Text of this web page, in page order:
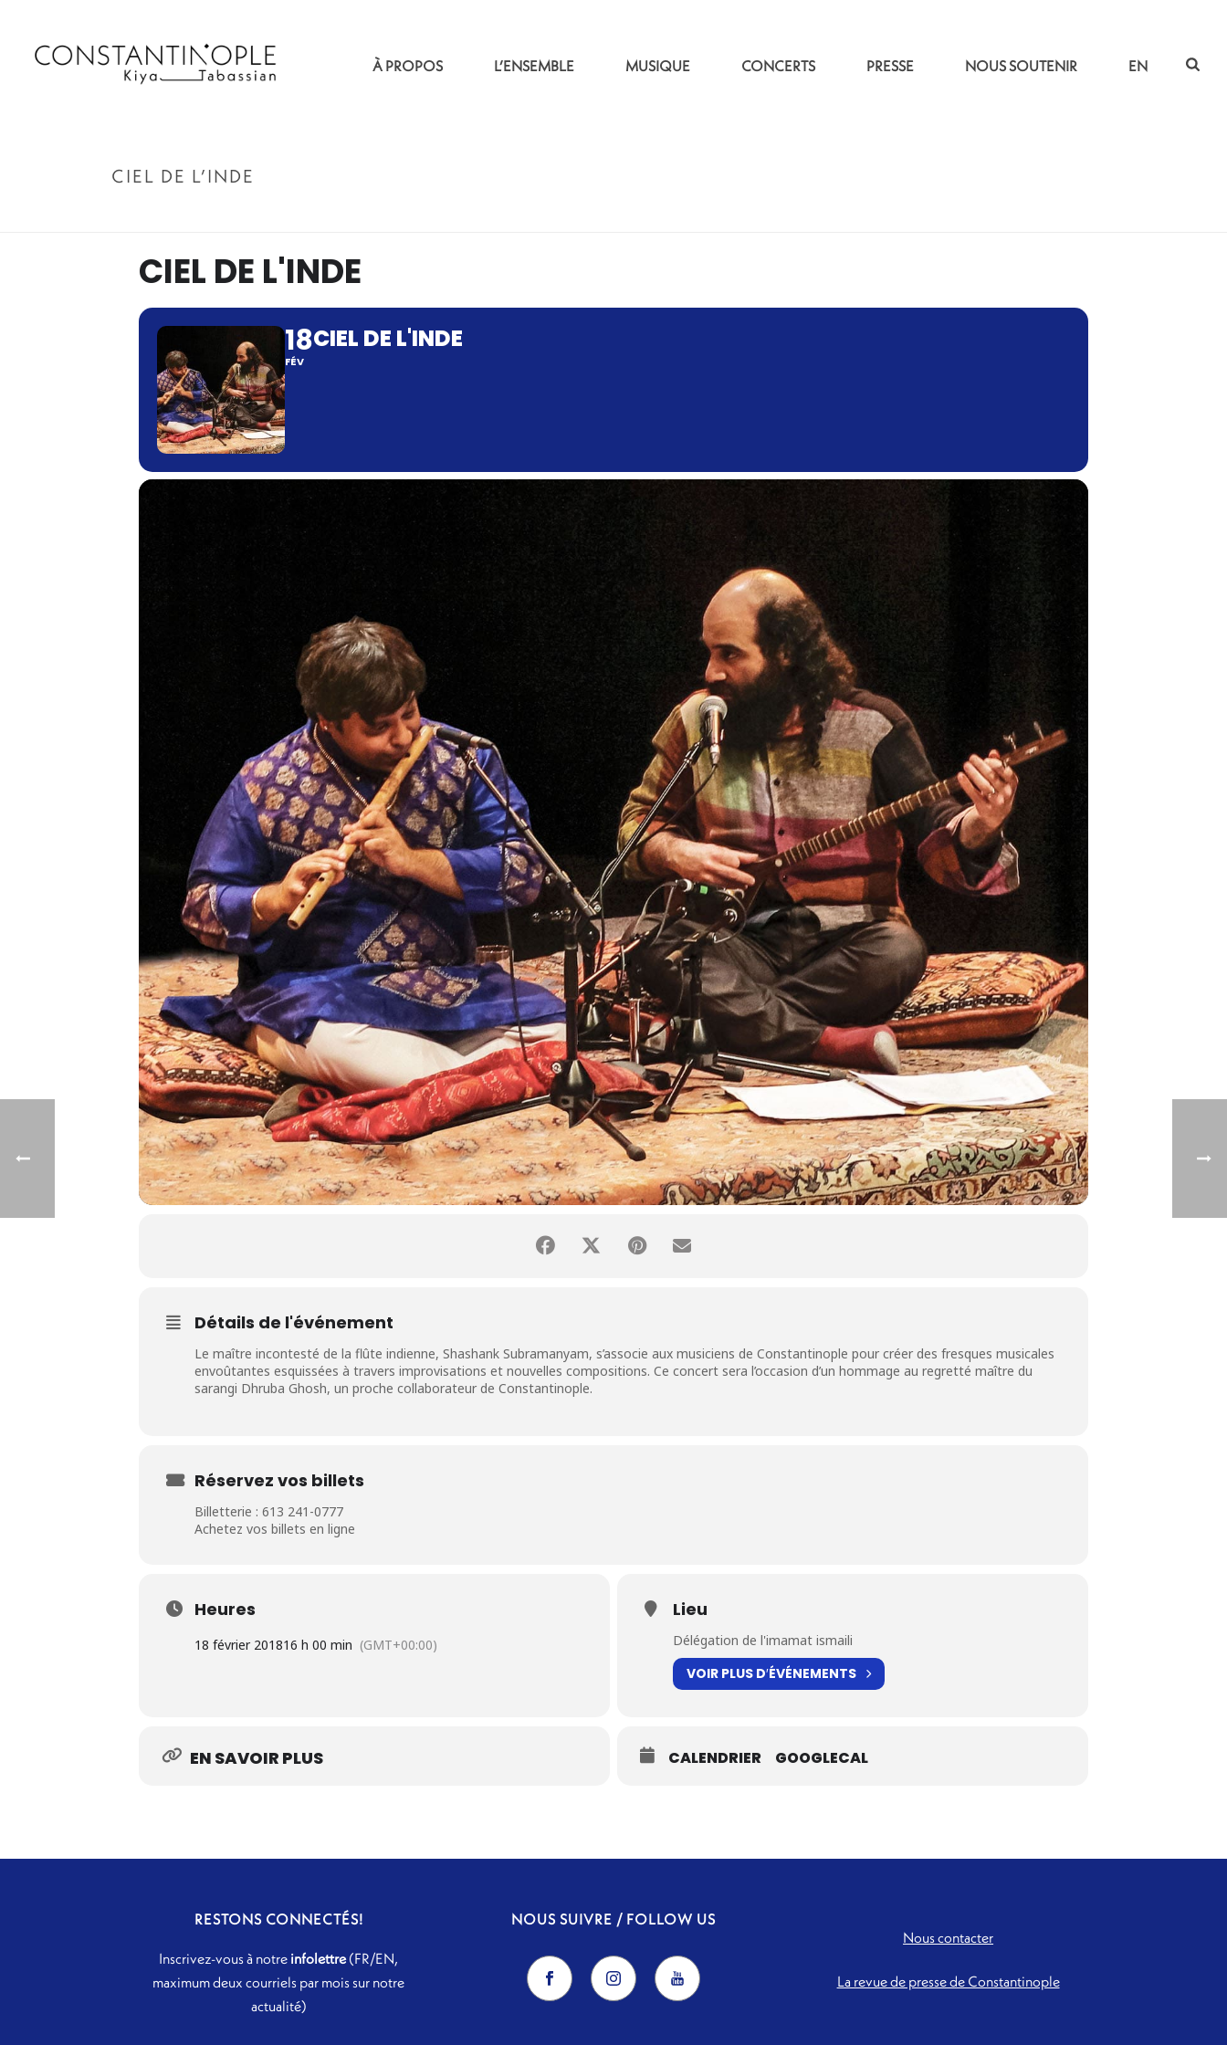
À PROPOS L’ENSEMBLE MUSIQUE CONCERTS PRESSE NOUS SOUTENIR EN
CIEL DE L’INDE
CIEL DE L'INDE
18
FÉV
CIEL DE L'INDE
Détails de l'événement
Le maître incontesté de la flûte indienne, Shashank Subramanyam, s’associe aux musiciens de Constantinople pour créer des fresques musicales
envoûtantes esquissées à travers improvisations et nouvelles compositions. Ce concert sera l’occasion d’un hommage au regretté maître du
sarangi Dhruba Ghosh, un proche collaborateur de Constantinople.
Réservez vos billets
Billetterie : 613 241-0777
Achetez vos billets en ligne
Heures
18 février 201816 h 00 min (GMT+00:00)
Lieu
Délégation de l'imamat ismaili
VOIR PLUS D′ÉVÉNEMENTS
EN SAVOIR PLUS CALENDRIER GOOGLECAL
RESTONS CONNECTÉS!
Inscrivez-vous à notre infolettre(FR/EN,
maximum deux courriels par mois sur notre
actualité)
NOUS SUIVRE / FOLLOW US
Nous contacter
La revue de presse de Constantinople